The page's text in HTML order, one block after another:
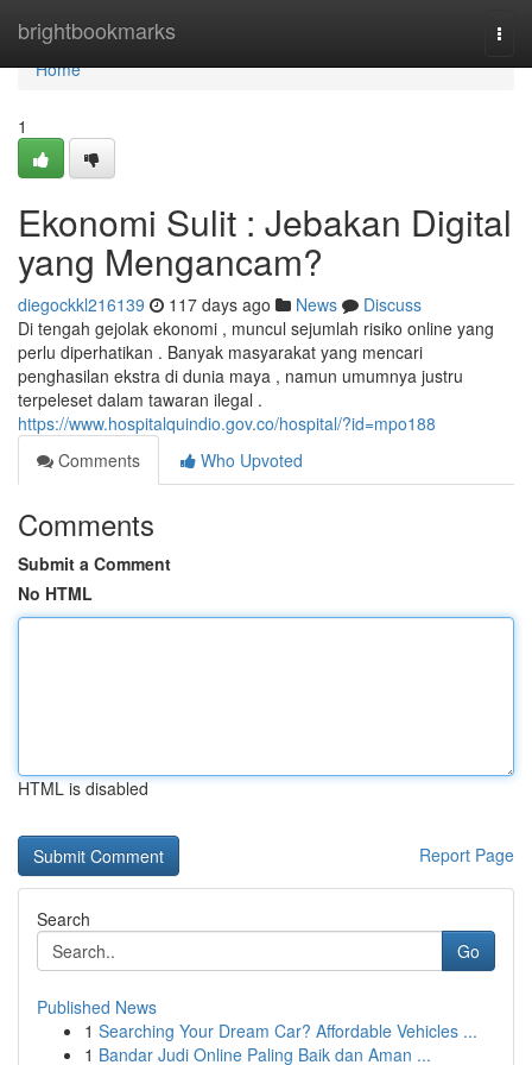
brightbookmarks
Home
Home
1
Ekonomi Sulit : Jebakan Digital
yang Mengancam?
diegockkl216139 117 days ago News
Discuss
Di tengah gejolak ekonomi , muncul sejumlah risiko online yang
perlu diperhatikan . Banyak masyarakat yang mencari
penghasilan ekstra di dunia maya , namun umumnya justru
terpeleset dalam tawaran ilegal .
https://www.hospitalquindio.gov.co/hospital/?id=mpo188
Comments
Who Upvoted
Comments
Submit a Comment
No HTML
HTML is disabled
Report Page
Search
Go
Published News
1 Searching Your Dream Car? Affordable Vehicles ...
1 Bandar Judi Online Paling Baik dan Aman ...